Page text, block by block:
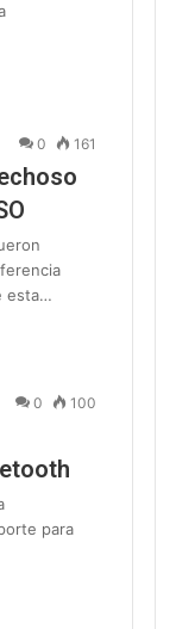
0 161
esta…
0 100
para